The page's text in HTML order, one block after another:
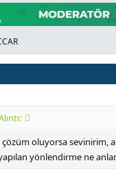
çözüm oluyorsa sevinirim,
yönlendirme ne